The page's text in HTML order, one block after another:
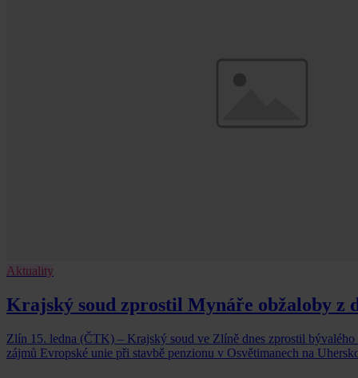
Aktuality
Krajský soud zprostil Mynáře obžaloby z
Zlín 15. ledna (ČTK) – Krajský soud ve Zlíně dnes zprostil
zájmů Evropské unie při stavbě penzionu v Osvětimanech na